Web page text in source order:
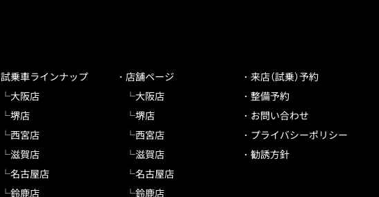
試乗車ラインナップ
大阪店
堺店
西宮店
滋賀店
名古屋店
鈴鹿店
店舗ページ
大阪店
堺店
西宮店
滋賀店
名古屋店
鈴鹿店
来店（試乗）予約
整備予約
お問い合わせ
プライバシーポリシー
勧誘方針